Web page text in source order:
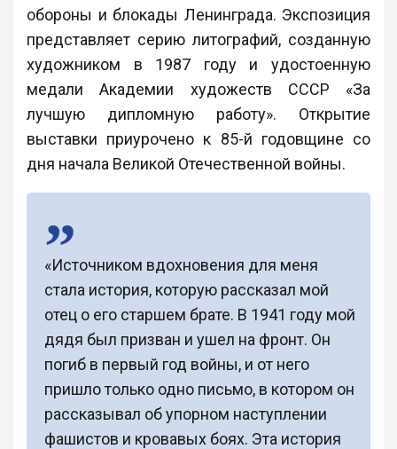
обороны и блокады Ленинграда. Экспозиция
представляет серию литографий, созданную
художником в 1987 году и удостоенную
медали Академии художеств СССР «За
лучшую дипломную работу». Открытие
выставки приурочено к 85-й годовщине со
дня начала Великой Отечественной войны.
«Источником вдохновения для меня
стала история, которую рассказал мой
отец о его старшем брате. В 1941 году мой
дядя был призван и ушел на фронт. Он
погиб в первый год войны, и от него
пришло только одно письмо, в котором он
рассказывал об упорном наступлении
фашистов и кровавых боях. Эта история